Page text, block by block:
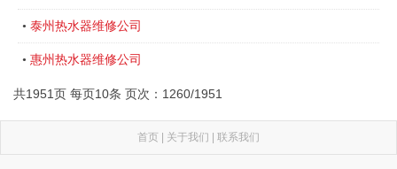
• 泰州热水器维修公司
• 惠州热水器维修公司
共1951页 每页10条 页次：1260/1951
首页 | 关于我们 | 联系我们